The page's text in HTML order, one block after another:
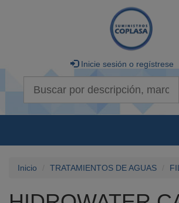
Inicie sesión o regístrese
Inicio TRATAMIENTOS DE AGUAS